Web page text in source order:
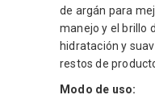
de argán para
manejo y el brillo
hidratación y
restos de
Modo de uso: